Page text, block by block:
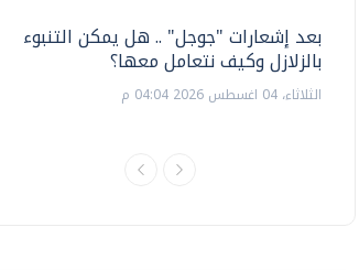
بعد إشعارات "جوجل" .. هل يمكن التنبوء
بالزلازل وكيف نتعامل معها؟
الثلاثاء، 04 اغسطس 2026 04:04 م